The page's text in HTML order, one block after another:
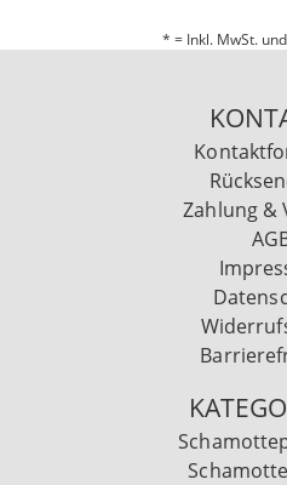
* = Inkl. MwSt.
Zahlung &